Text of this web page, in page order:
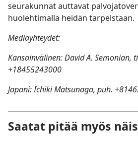
seurakunnat auttavat
huolehtimalla heidän tarpeistaan.
Mediayhteydet:
Kansainvälinen: David A. Semonian,
+18455243000
Japani: Ichiki Matsunaga, puh.
Saatat pitää myös